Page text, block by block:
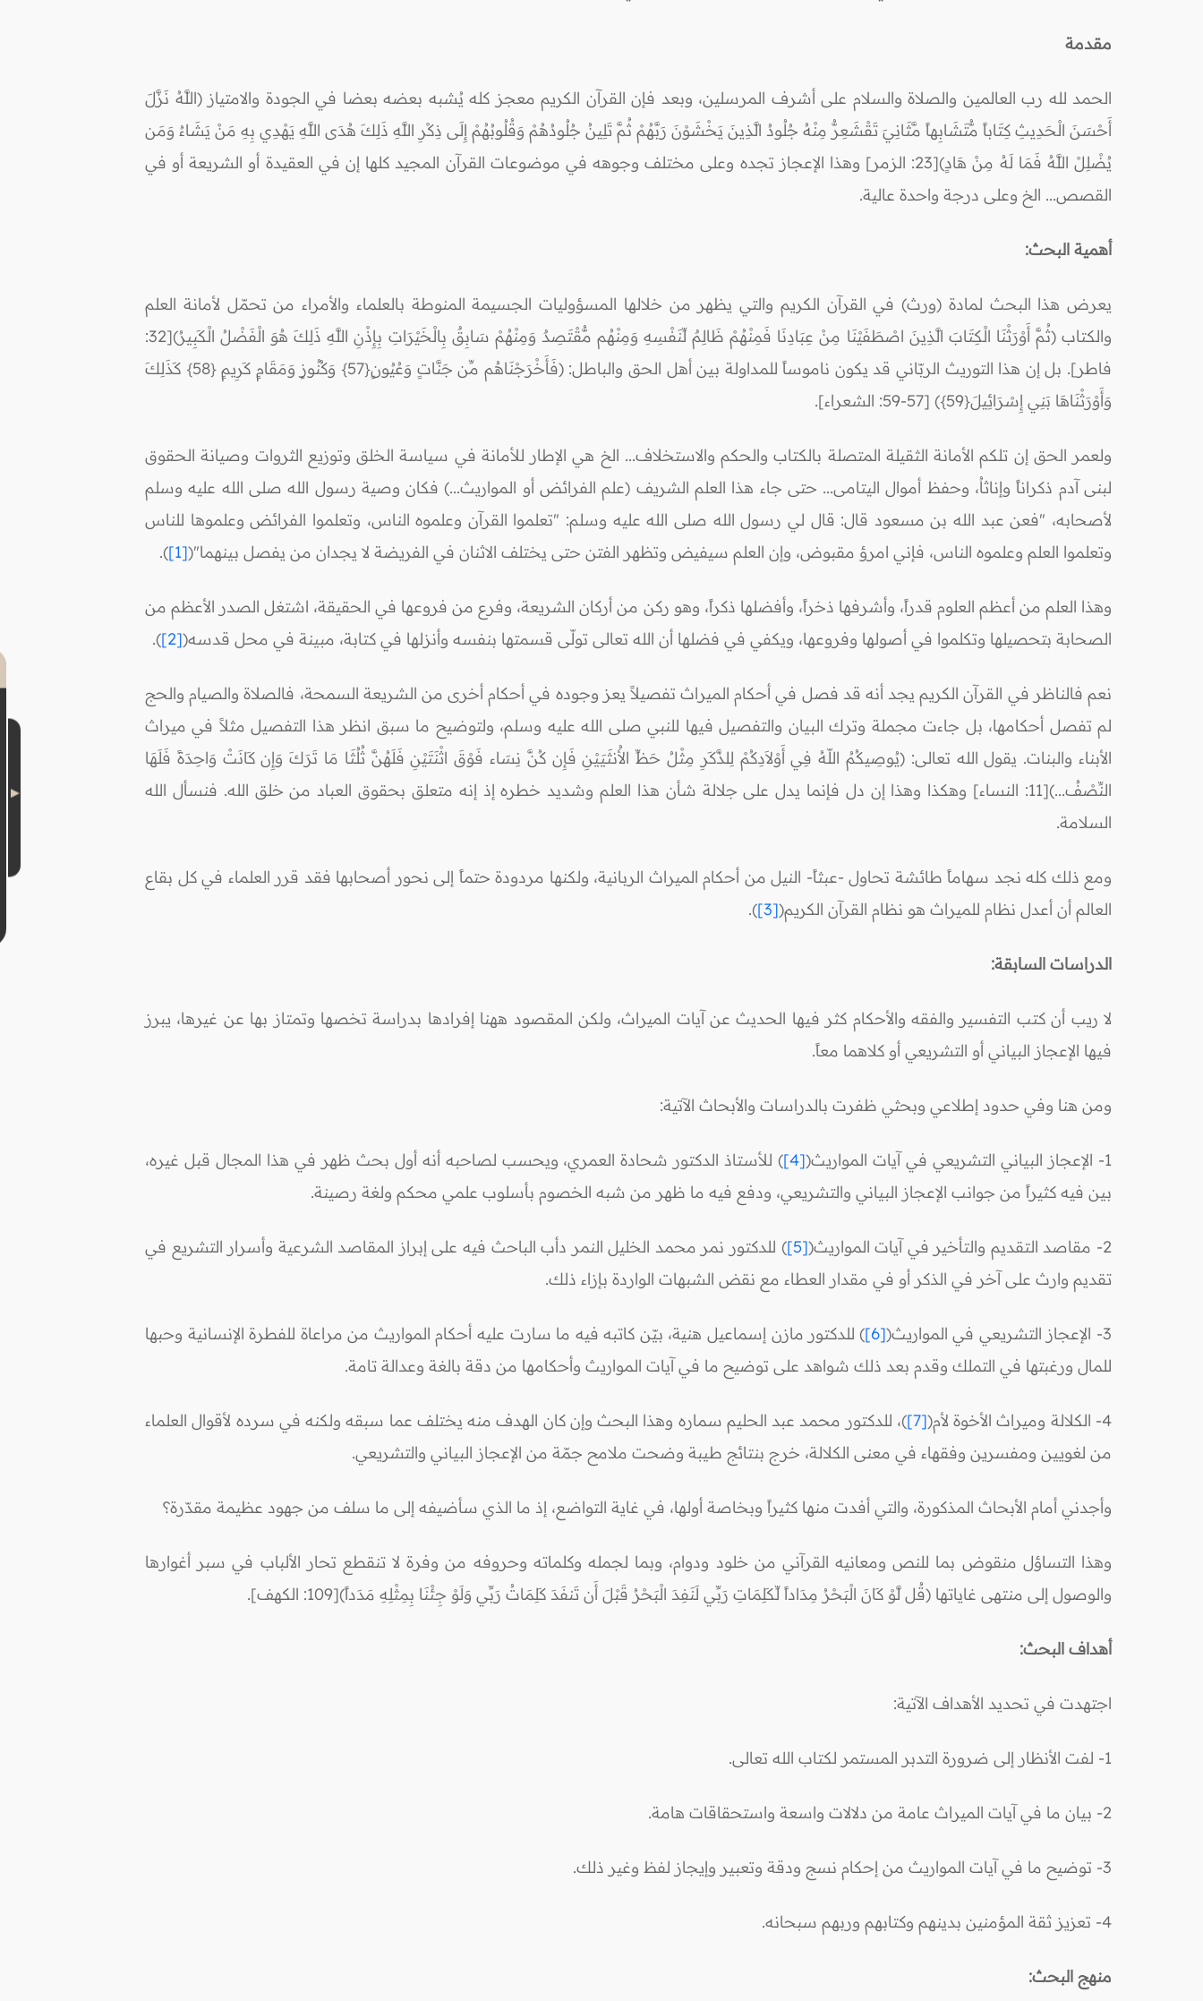
مقدمة
الحمد لله رب العالمين والصلاة والسلام على أشرف المرسلين، وبعد فإن القرآن الكريم معجز كله يُشبه بعضه بعضا في الجودة والامتياز (اللَّهُ نَزَّلَ
أَحْسَنَ الْحَدِيثِ كِتَاباً مُّتَشَابِهاً مَّثَانِيَ تَقْشَعِرُّ مِنْهُ جُلُودُ الَّذِينَ يَخْشَوْنَ رَبَّهُمْ ثُمَّ تَلِينُ جُلُودُهُمْ وَقُلُوبُهُمْ إِلَى ذِكْرِ اللَّهِ ذَلِكَ هُدَى اللَّهِ يَهْدِي بِهِ مَنْ يَشَاءُ وَمَن
يُضْلِلْ اللَّهُ فَمَا لَهُ مِنْ هَادٍ)[23: الزمر] وهذا الإعجاز تجده وعلى مختلف وجوهه في موضوعات القرآن المجيد كلها إن في العقيدة أو الشريعة أو في
القصص... الخ وعلى درجة واحدة عالية.
أهمية البحث:
يعرض هذا البحث لمادة (ورث) في القرآن الكريم والتي يظهر من خلالها المسؤوليات الجسيمة المنوطة بالعلماء والأمراء من تحمّل لأمانة العلم
والكتاب (ثُمَّ أَوْرَثْنَا الْكِتَابَ الَّذِينَ اصْطَفَيْنَا مِنْ عِبَادِنَا فَمِنْهُمْ ظَالِمٌ لِّنَفْسِهِ وَمِنْهُم مُّقْتَصِدٌ وَمِنْهُمْ سَابِقٌ بِالْخَيْرَاتِ بِإِذْنِ اللَّهِ ذَلِكَ هُوَ الْفَضْلُ الْكَبِيرُ)[32:
فاطر]. بل إن هذا التوريث الربّاني قد يكون ناموساً للمداولة بين أهل الحق والباطل: (فَأَخْرَجْنَاهُم مِّن جَنَّاتٍ وَعُيُونٍ{57} وَكُنُوزٍ وَمَقَامٍ كَرِيمٍ {58} كَذَلِكَ
وَأَوْرَثْنَاهَا بَنِي إِسْرَائِيلَ{59}) [57-59: الشعراء].
ولعمر الحق إن تلكم الأمانة الثقيلة المتصلة بالكتاب والحكم والاستخلاف... الخ هي الإطار للأمانة في سياسة الخلق وتوزيع الثروات وصيانة الحقوق
لبنى آدم ذكراناً وإناثاُ، وحفظ أموال اليتامى... حتى جاء هذا العلم الشريف (علم الفرائض أو المواريث...) فكان وصية رسول الله صلى الله عليه وسلم
لأصحابه، "فعن عبد الله بن مسعود قال: قال لي رسول الله صلى الله عليه وسلم: "تعلموا القرآن وعلموه الناس، وتعلموا الفرائض وعلموها للناس
وتعلموا العلم وعلموه الناس، فإني امرؤ مقبوض، وإن العلم سيفيض وتظهر الفتن حتى يختلف الاثنان في الفريضة لا يجدان من يفصل بينهما"([1]
).
وهذا العلم من أعظم العلوم قدراً، وأشرفها ذخراً، وأفضلها ذكراً، وهو ركن من أركان الشريعة، وفرع من فروعها في الحقيقة، اشتغل الصدر الأعظم من
الصحابة بتحصيلها وتكلموا في أصولها وفروعها، ويكفي في فضلها أن الله تعالى تولّى قسمتها بنفسه وأنزلها في كتابة، مبينة في محل قدسه([2]
).
نعم فالناظر في القرآن الكريم يجد أنه قد فصل في أحكام الميراث تفصيلاً يعز وجوده في أحكام أخرى من الشريعة السمحة، فالصلاة والصيام والحج
لم تفصل أحكامها، بل جاءت مجملة وترك البيان والتفصيل فيها للنبي صلى الله عليه وسلم، ولتوضيح ما سبق انظر هذا التفصيل مثلاً في ميراث
الأبناء والبنات. يقول الله تعالى: (يُوصِيكُمُ اللّهُ فِي أَوْلاَدِكُمْ لِلذَّكَرِ مِثْلُ حَظِّ الأُنثَيَيْنِ فَإِن كُنَّ نِسَاء فَوْقَ اثْنَتَيْنِ فَلَهُنَّ ثُلُثَا مَا تَرَكَ وَإِن كَانَتْ وَاحِدَةً فَلَهَا
النِّصْفُ...)[11: النساء] وهكذا وهذا إن دل فإنما يدل على جلالة شأن هذا العلم وشديد خطره إذ إنه متعلق بحقوق العباد من خلق الله. فنسأل الله
السلامة.
ومع ذلك كله نجد سهاماً طائشة تحاول -عبثاً- النيل من أحكام الميراث الربانية، ولكنها مردودة حتماً إلى نحور أصحابها فقد قرر العلماء في كل بقاع
العالم أن أعدل نظام للميراث هو نظام القرآن الكريم([3]
).
الدراسات السابقة:
لا ريب أن كتب التفسير والفقه والأحكام كثر فيها الحديث عن آيات الميراث، ولكن المقصود ههنا إفرادها بدراسة تخصها وتمتاز بها عن غيرها، يبرز
فيها الإعجاز البياني أو التشريعي أو كلاهما معاً.
ومن هنا وفي حدود إطلاعي وبحثي ظفرت بالدراسات والأبحاث الآتية:
1- الإعجاز البياني التشريعي في آيات المواريث( [4]
) للأستاذ الدكتور شحادة العمري، ويحسب لصاحبه أنه أول بحث ظهر في هذا المجال قبل غيره،
بين فيه كثيراً من جوانب الإعجاز البياني والتشريعي، ودفع فيه ما ظهر من شبه الخصوم بأسلوب علمي محكم ولغة رصينة.
2- مقاصد التقديم والتأخير في آيات المواريث( [5]
) للدكتور نمر محمد الخليل النمر دأب الباحث فيه على إبراز المقاصد الشرعية وأسرار التشريع في
تقديم وارث على آخر في الذكر أو في مقدار العطاء مع نقض الشبهات الواردة بإزاء ذلك.
3- الإعجاز التشريعي في المواريث( [6]
) للدكتور مازن إسماعيل هنية، بيّن كاتبه فيه ما سارت عليه أحكام المواريث من مراعاة للفطرة الإنسانية وحبها
للمال ورغبتها في التملك وقدم بعد ذلك شواهد على توضيح ما في آيات المواريث وأحكامها من دقة بالغة وعدالة تامة.
4- الكلالة وميراث الأخوة لأم( [7]
)، للدكتور محمد عبد الحليم سماره وهذا البحث وإن كان الهدف منه يختلف عما سبقه ولكنه في سرده لأقوال العلماء
من لغويين ومفسرين وفقهاء في معنى الكلالة، خرج بنتائج طيبة وضحت ملامح جمّة من الإعجاز البياني والتشريعي.
وأجدني أمام الأبحاث المذكورة، والتي أفدت منها كثيراً وبخاصة أولها، في غاية التواضع، إذ ما الذي سأضيفه إلى ما سلف من جهود عظيمة مقدّرة؟
وهذا التساؤل منقوض بما للنص ومعانيه القرآني من خلود ودوام، وبما لجمله وكلماته وحروفه من وفرة لا تنقطع تحار الألباب في سبر أغوارها
والوصول إلى منتهى غاياتها (قُل لَّوْ كَانَ الْبَحْرُ مِدَاداً لِّكَلِمَاتِ رَبِّي لَنَفِدَ الْبَحْرُ قَبْلَ أَن تَنفَدَ كَلِمَاتُ رَبِّي وَلَوْ جِئْنَا بِمِثْلِهِ مَدَداً)[109: الكهف].
أهداف البحث:
اجتهدت في تحديد الأهداف الآتية:
1- لفت الأنظار إلى ضرورة التدبر المستمر لكتاب الله تعالى.
2- بيان ما في آيات الميراث عامة من دلالات واسعة واستحقاقات هامة.
3- توضيح ما في آيات المواريث من إحكام نسج ودقة وتعبير وإيجاز لفظ وغير ذلك.
4- تعزيز ثقة المؤمنين بدينهم وكتابهم وربهم سبحانه.
منهج البحث: